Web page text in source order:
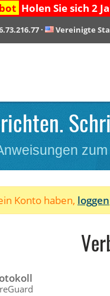
Holen Sie sich 2
· Vereinigte
Konto haben, loggen